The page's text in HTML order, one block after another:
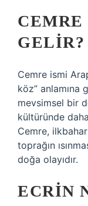
GELIR?
Cemre ismi
köz” anlamına
mevsimsel bir
kültüründe
Cemre,
toprağın
doğa olayıdır.
ECRIN